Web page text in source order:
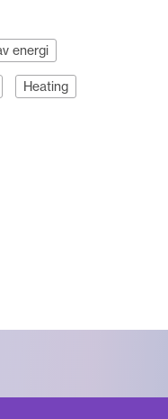
energi
Heating